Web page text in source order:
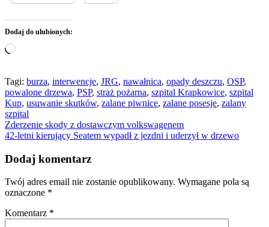
Dodaj do ulubionych:
Wczytywanie…
Tagi: burza, interwencje, JRG, nawałnica, opady deszczu, OSP,
powalone drzewa, PSP, straż pożarna, szpital Krapkowice, szpital
Kup, usuwanie skutków, zalane piwnice, zalane posesje, zalany
szpital
Nawigacja
wpisu
Zderzenie skody z dostawczym volkswagenem
42-letni kierujący Seatem wypadł z jezdni i uderzył w drzewo
Dodaj komentarz
Twój adres email nie zostanie opublikowany. Wymagane pola są
oznaczone *
Komentarz *